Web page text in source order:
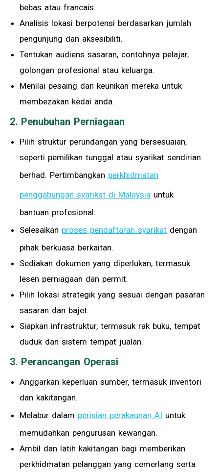
bebas atau francais.
Analisis lokasi berpotensi berdasarkan jumlah
pengunjung dan aksesibiliti.
Tentukan audiens sasaran, contohnya pelajar,
golongan profesional atau keluarga.
Menilai pesaing dan keunikan mereka untuk
membezakan kedai anda.
2. Penubuhan Perniagaan
Pilih struktur perundangan yang bersesuaian,
seperti pemilikan tunggal atau syarikat sendirian
berhad. Pertimbangkan perkhidmatan
penggabungan syarikat di Malaysia untuk
bantuan profesional.
Selesaikan proses pendaftaran syarikat dengan
pihak berkuasa berkaitan.
Sediakan dokumen yang diperlukan, termasuk
lesen perniagaan dan permit.
Pilih lokasi strategik yang sesuai dengan pasaran
sasaran dan bajet.
Siapkan infrastruktur, termasuk rak buku, tempat
duduk dan sistem tempat jualan.
3. Perancangan Operasi
Anggarkan keperluan sumber, termasuk inventori
dan kakitangan.
Melabur dalam perisian perakaunan AI untuk
memudahkan pengurusan kewangan.
Ambil dan latih kakitangan bagi memberikan
perkhidmatan pelanggan yang cemerlang serta